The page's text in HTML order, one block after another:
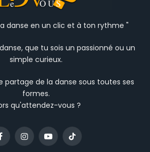
danse en un clic et à ton rythme "
que tu sois un passionné ou un
simple curieux.
partage de la danse sous toutes ses
formes.
qu'attendez-vous ?
FacebookInstagramYouTubeTikTok